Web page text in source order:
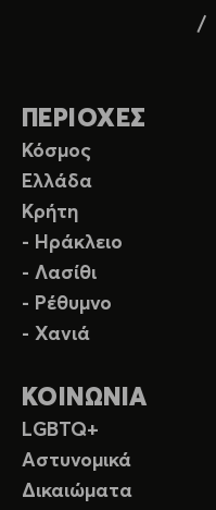
ΠΕΡΙΟΧΕΣ
Κόσμος
Ελλάδα
Κρήτη
- Ηράκλειο
- Λασίθι
- Ρέθυμνο
- Χανιά
ΚΟΙΝΩΝΙΑ
LGBTQ+
Αστυνομικά
Δικαιώματα